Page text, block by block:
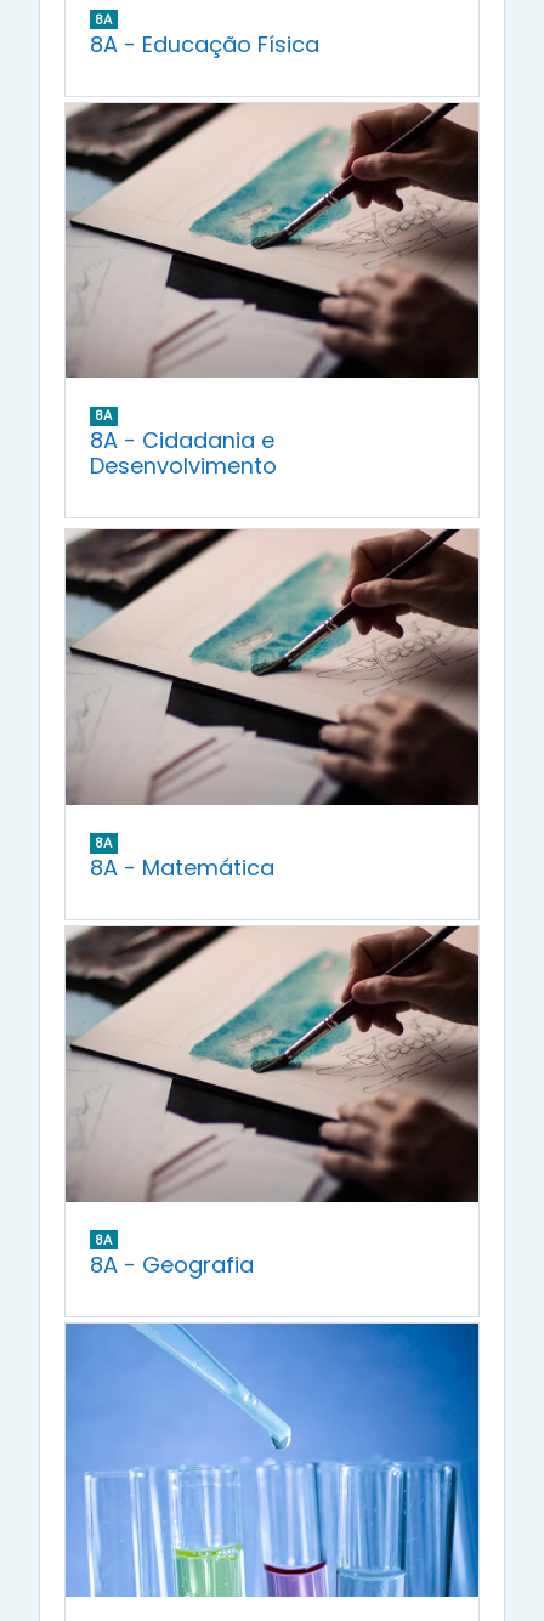
8A
8A - Educação Física
8A
8A - Cidadania e
Desenvolvimento
8A
8A - Matemática
8A
8A - Geografia